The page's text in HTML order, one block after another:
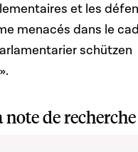
et les
menacés dans le
schützen
de